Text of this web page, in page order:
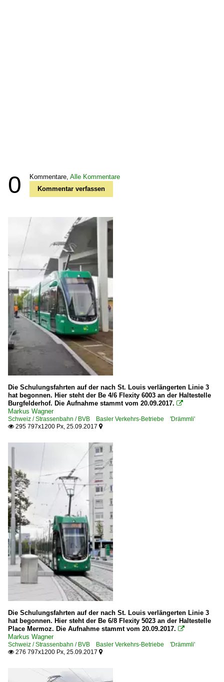
0 Kommentare, Alle Kommentare
Kommentar verfassen
Die Schulungsfahrten auf der nach St. Louis verlängerten Linie 3
hat begonnen. Hier steht der Be 4/6 Flexity 6003 an der Haltestelle
Burgfelderhof. Die Aufnahme stammt vom 20.09.2017. 
Markus Wagner
Schweiz / Strassenbahn / BVB Basler Verkehrs-Betriebe 'Drämmli'
 295 797x1200 Px, 25.09.2017 
Die Schulungsfahrten auf der nach St. Louis verlängerten Linie 3
hat begonnen. Hier steht der Be 6/8 Flexity 5023 an der Haltestelle
Place Mermoz. Die Aufnahme stammt vom 20.09.2017. 
Markus Wagner
Schweiz / Strassenbahn / BVB Basler Verkehrs-Betriebe 'Drämmli'
 276 797x1200 Px, 25.09.2017 